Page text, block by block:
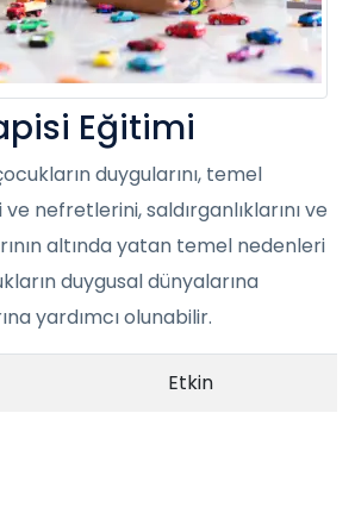
Eğitimi
duygularını, temel
ve nefretlerini, saldırganlıklarını ve
altında yatan temel nedenleri
duygusal dünyalarına
yardımcı olunabilir.
Etkin